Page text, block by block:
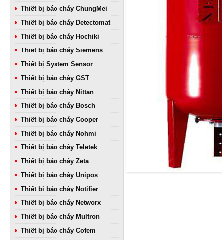
Thiết bị báo cháy ChungMei
Thiết bị báo cháy Detectomat
Thiết bị báo cháy Hochiki
Thiết bị báo cháy Siemens
Thiết bị System Sensor
Thiết bị báo cháy GST
Thiết bị báo cháy Nittan
Thiết bị báo cháy Bosch
Thiết bị báo cháy Cooper
Thiết bị báo cháy Nohmi
Thiết bị báo cháy Teletek
Thiết bị báo cháy Zeta
Thiết bị báo cháy Unipos
Thiết bị báo cháy Notifier
Thiết bị báo cháy Networx
Thiết bị báo cháy Multron
Thiết bị báo cháy Cofem